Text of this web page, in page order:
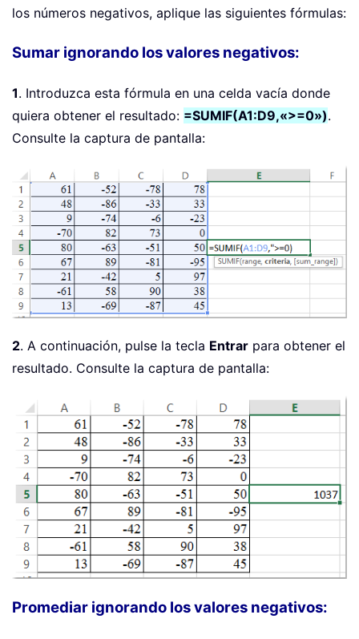
los números negativos, aplique las siguientes fórmulas:
Sumar ignorando los valores negativos:
1. Introduzca esta fórmula en una celda vacía donde
quiera obtener el resultado: =SUMIF(A1:D9,«>=0»).
Consulte la captura de pantalla:
2. A continuación, pulse la tecla Entrar para obtener el
resultado. Consulte la captura de pantalla:
Promediar ignorando los valores negativos: